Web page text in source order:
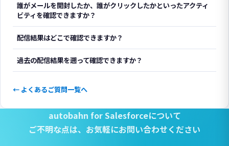
誰がメールを開封したか、誰がクリックしたかといったアクティ
ビティを確認できますか？
配信結果はどこで確認できますか？
過去の配信結果を遡って確認できますか？
← よくあるご質問一覧へ
autobahn for Salesforceについて
ご不明な点は、 お気軽にお問い合わせください